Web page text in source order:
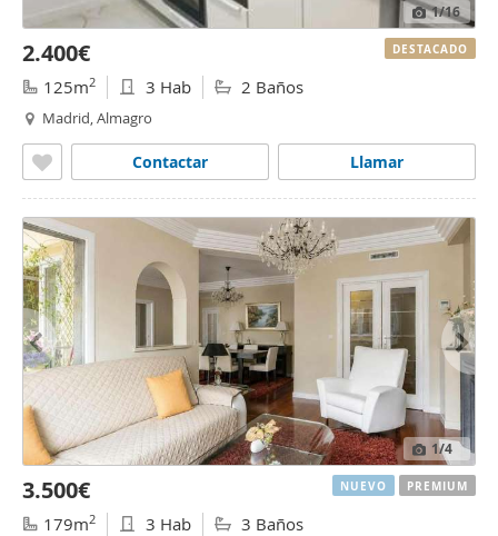
1/16
2.400€
125m2 3 Hab 2 Baños
Madrid, Almagro
Llamar
Contactar
DESTACADO
1/4
3.500€
179m2 3 Hab 3 Baños
NUEVO PREMIUM